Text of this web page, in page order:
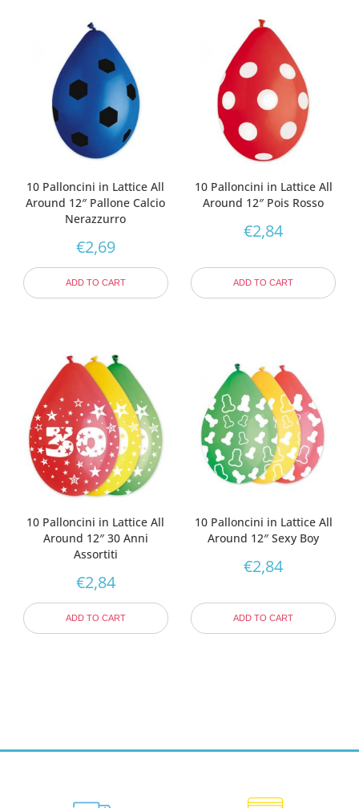
10 Palloncini in Lattice All
Around 12″ Pallone Calcio
Nerazzurro
€2,69
ADD TO CART
10 Palloncini in Lattice All
Around 12″ Pois Rosso
€2,84
ADD TO CART
10 Palloncini in Lattice All
Around 12″ 30 Anni
Assortiti
€2,84
ADD TO CART
10 Palloncini in Lattice All
Around 12″ Sexy Boy
€2,84
ADD TO CART